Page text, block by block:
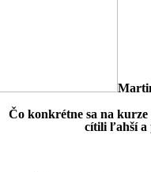
Čo konkrétne sa na kurze
cítili ľahší a